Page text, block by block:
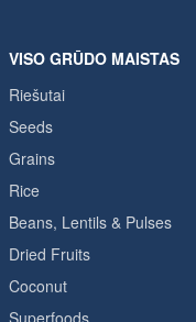
VISO GRŪDO MAISTAS
Riešutai
Seeds
Grains
Rice
Beans, Lentils & Pulses
Dried Fruits
Coconut
Superfoods